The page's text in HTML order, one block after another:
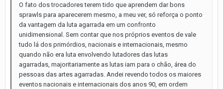
O fato dos trocadores terem tido que aprendem dar bons
sprawls para aparecerem mesmo, a meu ver, só reforça o ponto
da vantagem da luta agarrada em um confronto
unidimensional. Sem contar que nos próprios eventos de vale
tudo lá dos primórdios, nacionais e internacionais, mesmo
quando não era luta envolvendo lutadores das lutas
agarradas, majoritariamente as lutas iam para o chão, área do
pessoas das artes agarradas. Andei revendo todos os maiores
eventos nacionais e internacionais dos anos 90, em ordem